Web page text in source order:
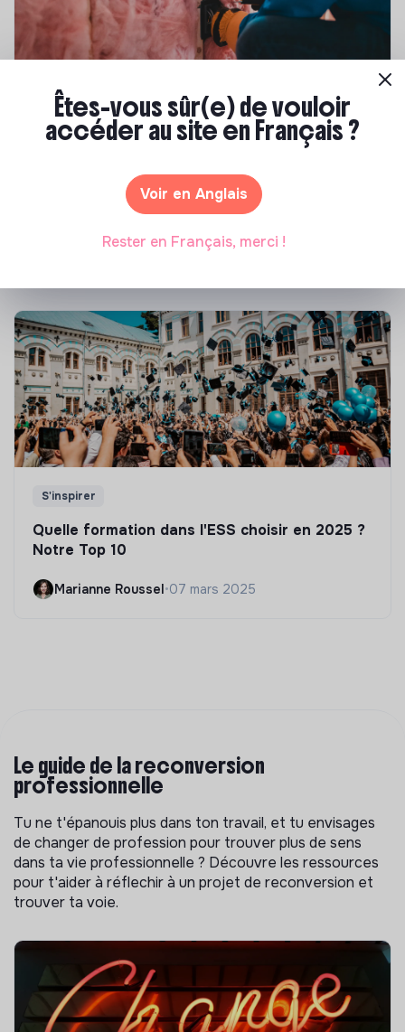
Top 8 des formations en rénovation
énergétique des bâtiments
Marianne Roussel• 21 janvier 2025
S'inspirer
Quelle formation dans l'ESS choisir en 2025 ?
Notre Top 10
Marianne Roussel•07 mars 2025
Le guide de la reconversion
professionnelle
Tu ne t'épanouis plus dans ton travail, et tu envisages
de changer de profession pour trouver plus de sens
dans ta vie professionnelle ? Découvre les ressources
pour t'aider à réflechir à un projet de reconversion et
trouver ta voie.
Êtes-vous sûr(e) de vouloir
accéder au site en Français ?
Voir en Anglais
Rester en Français, merci !